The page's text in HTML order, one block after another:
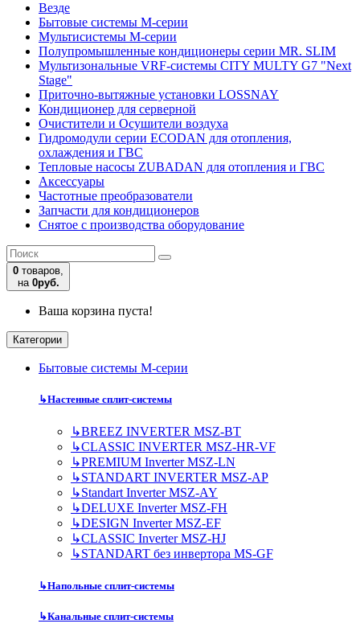
Везде
Бытовые системы M-серии
Мультисистемы M-серии
Полупромышленные кондиционеры серии MR. SLIM
Мультизональные VRF-системы CITY MULTY G7 "Next
Stage"
Приточно-вытяжные установки LOSSNAY
Кондиционер для серверной
Очистители и Осушители воздуха
Гидромодули серии ECODAN для отопления,
охлаждения и ГВС
Тепловые насосы ZUBADAN для отопления и ГВС
Аксесcуары
Частотные преобразователи
Запчасти для кондиционеров
Снятое с производства оборудование
0 товаров,
на 0руб.
Ваша корзина пуста!
Категории
Бытовые системы M-серии
↳Настенные сплит-системы
↳BREEZ INVERTER MSZ-BT
↳CLASSIC INVERTER MSZ-HR-VF
↳PREMIUM Inverter MSZ-LN
↳STANDART INVERTER MSZ-AP
↳Standart Inverter MSZ-AY
↳DELUXE Inverter MSZ-FH
↳DESIGN Inverter MSZ-EF
↳CLASSIC Inverter MSZ-HJ
↳STANDART без инвертора MS-GF
↳Напольные сплит-системы
↳Канальные сплит-системы